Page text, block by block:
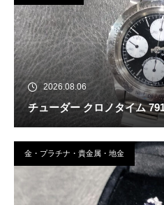
2026.08.06
チューダー クロノタイム
金・プラチナ・貴金属・地金